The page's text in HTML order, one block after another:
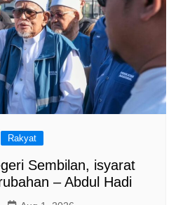
Rakyat
Sembilan, isyarat
– Abdul Hadi